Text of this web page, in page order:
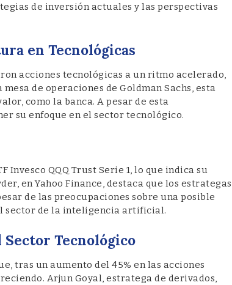
de inversión actuales y las perspectivas
en Tecnológicas
acciones tecnológicas a un ritmo acelerado,
de operaciones de Goldman Sachs, esta
como la banca. A pesar de esta
su enfoque en el sector tecnológico.
Invesco QQQ Trust Serie 1, lo que indica su
en Yahoo Finance, destaca que los estrategas
de las preocupaciones sobre una posible
sector de la inteligencia artificial.
Tecnológico
tras un aumento del 45% en las acciones
Arjun Goyal, estratega de derivados,